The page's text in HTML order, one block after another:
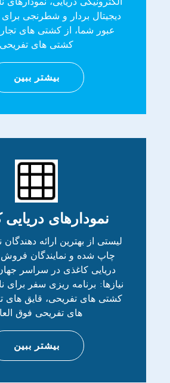
دیجیتال بردار و شطرنجی برای
عبور شما، از کشتی های
کشتی های تفریحی
بیشتر ببین
نمودارهای
لیستی از بهترین ارائه دهندگان
چاپ شده و نمایندگان فروش
دریایی کاغذی در سراسر
نیازها: برنامه ریزی سفر برای
کشتی های تفریحی، قایق های
های تفریحی فوق
بیشتر ببین